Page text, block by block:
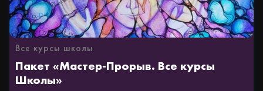
Все курсы школы
Пакет «Мастер-Прорыв. Все курсы
Школы»